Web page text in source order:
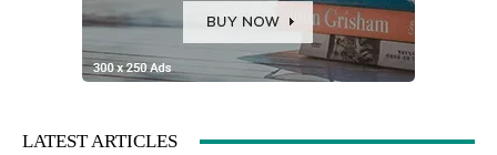
LATEST ARTICLES